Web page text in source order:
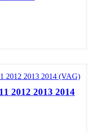
2012 2013 2014